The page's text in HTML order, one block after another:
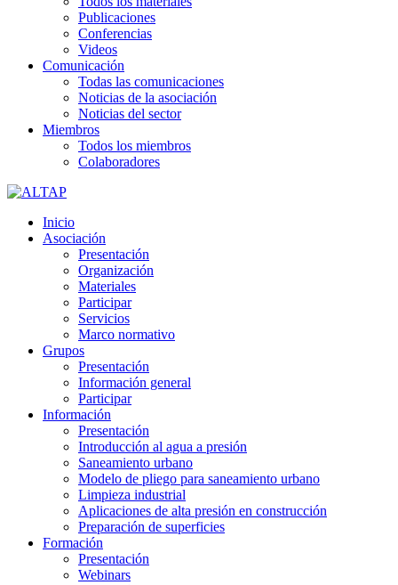
Publicaciones
Conferencias
Videos
Comunicación
Todas las comunicaciones
Noticias de la asociación
Noticias del sector
Miembros
Todos los miembros
Colaboradores
Inicio
Asociación
Presentación
Organización
Materiales
Participar
Servicios
Marco normativo
Grupos
Presentación
Información general
Participar
Información
Presentación
Introducción al agua a presión
Saneamiento urbano
Modelo de pliego para saneamiento urbano
Limpieza industrial
Aplicaciones de alta presión en construcción
Preparación de superficies
Formación
Presentación
Webinars